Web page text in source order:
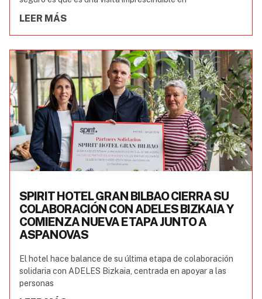
LEER MÁS
SPIRIT HOTEL GRAN BILBAO CIERRA SU
COLABORACIÓN CON ADELES BIZKAIA Y
COMIENZA NUEVA ETAPA JUNTO A
ASPANOVAS
El hotel hace balance de su última etapa de colaboración
solidaria con ADELES Bizkaia, centrada en apoyar a las
personas